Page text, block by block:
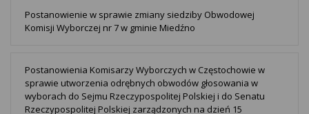
Postanowienie w sprawie zmiany siedziby Obwodowej
Komisji Wyborczej nr 7 w gminie Miedźno
Postanowienia Komisarzy Wyborczych w Częstochowie w
sprawie utworzenia odrębnych obwodów głosowania w
wyborach do Sejmu Rzeczypospolitej Polskiej i do Senatu
Rzeczypospolitej Polskiej zarządzonych na dzień 15